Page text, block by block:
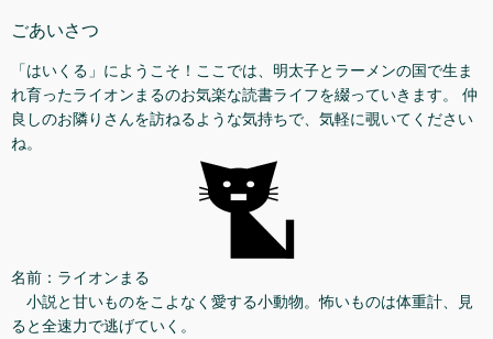
ごあいさつ
「はいくる」にようこそ！ここでは、明太子とラーメンの国で生ま
れ育ったライオンまるのお気楽な読書ライフを綴っていきます。 仲
良しのお隣りさんを訪ねるような気持ちで、気軽に覗いてください
ね。
名前：ライオンまる
小説と甘いものをこよなく愛する小動物。怖いものは体重計、見
ると全速力で逃げていく。